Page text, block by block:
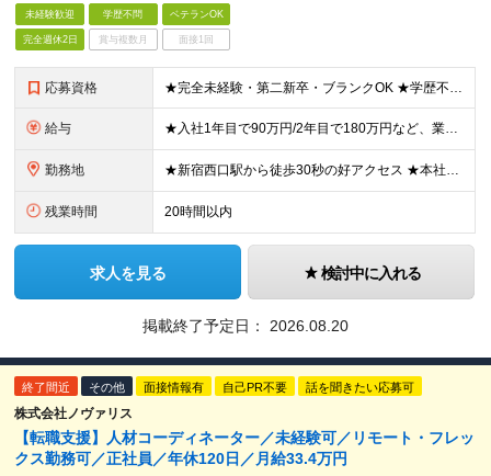
未経験歓迎 学歴不問 ベテランOK
完全週休2日 賞与複数月 面接1回
応募資格 ★完全未経験・第二新卒・ブランクOK ★学歴不問 「営業デビューしたい」「年収をアップさせたい」「美容業界に興味がある」など、あなたの人柄や意欲を大切にした採用です。より多くの方とお会いしたいと考え
給与 ★入社1年目で90万円/2年目で180万円など、業績連動賞与で高額還元あり！ ★月給23～29万円＋業績連動賞与：年4回＋各種手当 ※月給には、固定残業代（月20時間分／31,000円）を含みます。
勤務地 ★新宿西口駅から徒歩30秒の好アクセス ★本社勤務＆転勤なし 【本社】 東京都新宿区西新宿1丁目3-13 Zenken Plaza2 8F ※変更の範囲：上記を除く当社関連勤務地
残業時間 20時間以内
求人を見る 検討中に入れる
掲載終了予定日： 2026.08.20
終了間近 その他 面接情報有 自己PR不要 話を聞きたい応募可
株式会社ノヴァリス
【転職支援】人材コーディネーター／未経験可／リモート・フレッ
クス勤務可／正社員／年休120日／月給33.4万円